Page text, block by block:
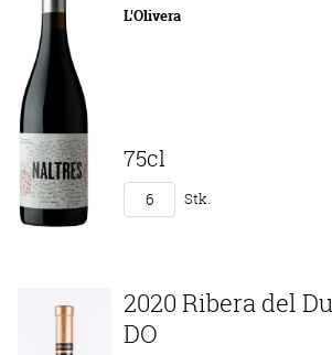
L'Olivera
75cl
Stk.
2020 Ribera del
DO